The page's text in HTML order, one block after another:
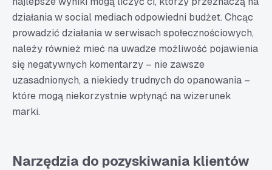
działania w social mediach odpowiedni budżet. Chcąc
prowadzić działania w serwisach społecznościowych,
należy również mieć na uwadze możliwość pojawienia
się negatywnych komentarzy – nie zawsze
uzasadnionych, a niekiedy trudnych do opanowania –
które mogą niekorzystnie wpłynąć na wizerunek
marki.
Narzędzia do pozyskiwania klientów